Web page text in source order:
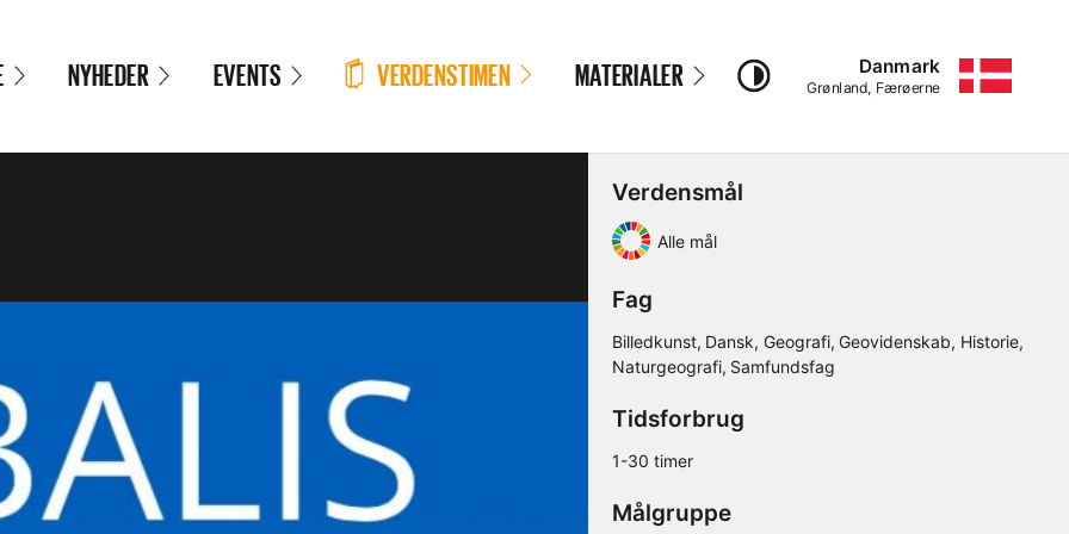
NYHEDER EVENTS VERDENSTIMEN MATERIALER Danmark
–
Grønland, Færøerne
Verdensmål
Alle mål
Fag
Billedkunst Dansk Geografi Geovidenskab Historie
Naturgeografi Samfundsfag
Tidsforbrug
1-30 timer
Målgruppe